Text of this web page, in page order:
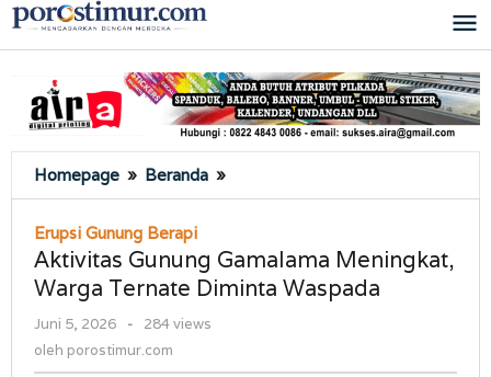
Lewati
ke
Homepage » Beranda »
Gunung
Meningkat,
Warga
Ternate
Erupsi Gunung Berapi
Aktivitas Gunung Gamalama Meningkat,
Warga Ternate Diminta Waspada
Juni 5, 2026
oleh
-
284 views
oleh porostimur.com